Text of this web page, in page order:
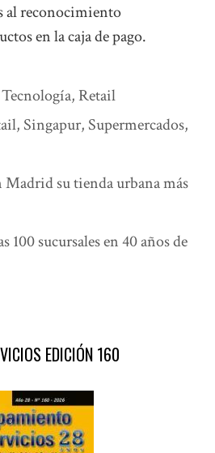
al reconocimiento
en la caja de pago.
, Retail
, Singapur, Supermercados,
su tienda urbana más
100 sucursales en 40 años de
EDICIÓN 160